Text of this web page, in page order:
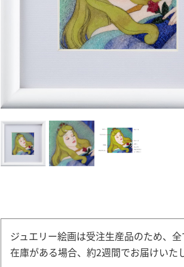
ジュエリー絵画は受注生産品のため、
在庫がある場合、約2週間でお届けいた